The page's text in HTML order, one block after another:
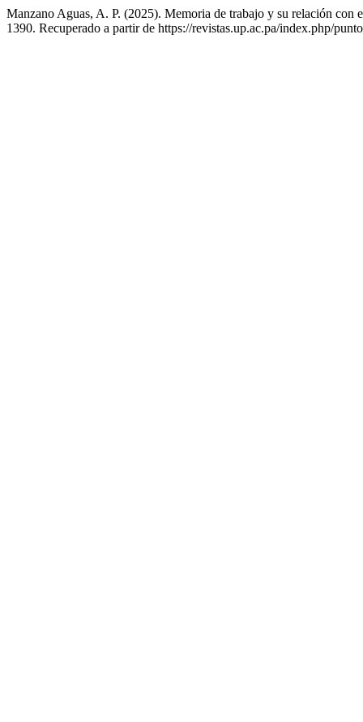
Manzano Aguas, A. P. (2025). Memoria de trabajo y su relación
1390. Recuperado a partir de https://revistas.up.ac.pa/index.php/